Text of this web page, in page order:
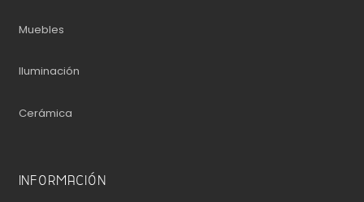
Muebles
Iluminación
Cerámica
INFORMACIÓN